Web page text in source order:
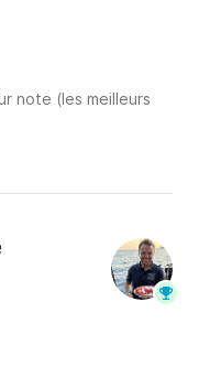
note (les meilleurs